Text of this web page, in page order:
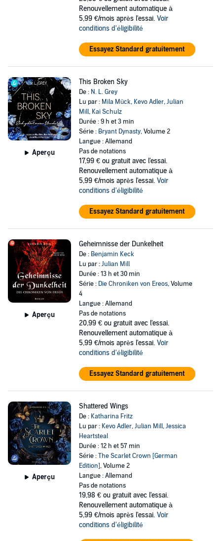
Renouvellement automatique à
5,99 €/mois après l'essai. Voir
conditions d'éligibilité
Essayez Standard gratuitement
Aperçu
This Broken Sky
De : N. L. Grey
Lu par : Mila Mück, Kevo Adler,Julian
Mill, Kai Schulz
Durée : 9 h et 3 min
Série : Bryant Dynasty, Volume 2
Langue : Allemand
Pas de notations
17,99 € ou gratuit avec l'essai.
Renouvellement automatique à
5,99 €/mois après l'essai. Voir
conditions d'éligibilité
Essayez Standard gratuitement
Aperçu
Geheimnisse der Dunkelheit
De : Benjamin Keck
Lu par :Julian Mill
Durée : 13 h et 30 min
Série : Die Chroniken von Ereos, Volume
4
Langue : Allemand
Pas de notations
20,99 € ou gratuit avec l'essai.
Renouvellement automatique à
5,99 €/mois après l'essai. Voir
conditions d'éligibilité
Essayez Standard gratuitement
Aperçu
Shattered Wings
De : Katharina Fritz
Lu par : Kevo Adler,Julian Mill,Jessica
Heartsteal
Durée : 12 h et 57 min
Série :The Scarlet Crown [German
Edition], Volume 2
Langue : Allemand
Pas de notations
19,98 € ou gratuit avec l'essai.
Renouvellement automatique à
5,99 €/mois après l'essai. Voir
conditions d'éligibilité